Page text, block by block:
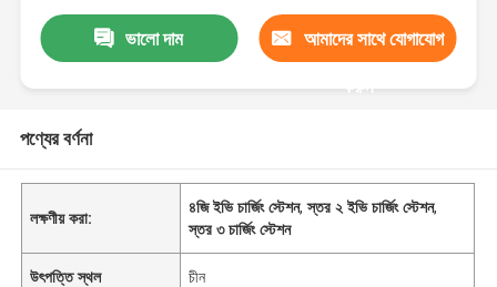
ভালো দাম আমাদের সাথে যোগাযোগ
করুন
পণ্যের বর্ণনা
লক্ষণীয় করা:
৪জি ইভি চার্জিং স্টেশন,স্তর ২ ইভি চার্জিং স্টেশন,
স্তর ৩ চার্জিং স্টেশন
উৎপত্তি স্থল চীন